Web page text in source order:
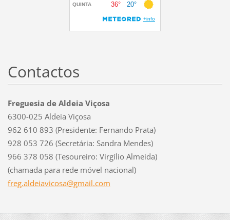
Contactos
Freguesia de Aldeia Viçosa
6300-025 Aldeia Viçosa
962 610 893 (Presidente: Fernando Prata)
928 053 726 (Secretária: Sandra Mendes)
966 378 058 (Tesoureiro: Virgílio Almeida)
(chamada para rede móvel nacional)
freg.aldeiavicosa@gmail.com